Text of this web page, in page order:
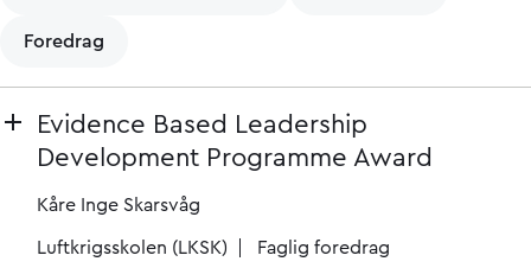
Foredrag
Evidence Based Leadership
Development Programme Award
Kåre Inge Skarsvåg
Luftkrigsskolen (LKSK) Faglig foredrag